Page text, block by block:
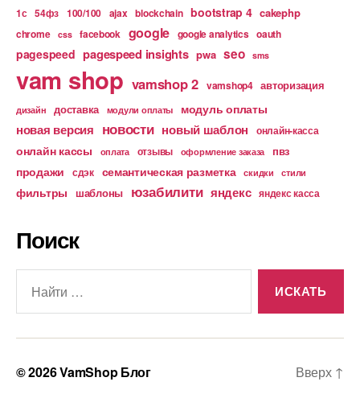
1с 54фз 100/100 ajax blockchain bootstrap 4 cakephp
chrome css facebook google google analytics oauth
pagespeed pagespeed insights pwa seo sms
vam shop vamshop 2 vamshop4 авторизация
дизайн доставка модули оплаты модуль оплаты
новая версия новости новый шаблон онлайн-касса
онлайн кассы оплата отзывы оформление заказа пвз
продажи сдэк семантическая разметка скидки стили
фильтры шаблоны юзабилити яндекс яндекс касса
Поиск
© 2026VamShop Блог Вверх ↑